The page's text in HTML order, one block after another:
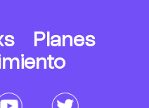
Planes